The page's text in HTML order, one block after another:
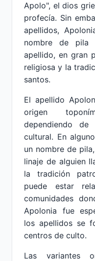
Apolo", el dios
profecía. Sin
apellidos,
nombre de pila
apellido, en gran
religiosa y la
santos.
El apellido
origen
dependiendo
cultural. En
un nombre de
linaje de alguien
la tradición
puede estar
comunidades
Apolonia fue
los apellidos se
centros de culto.
Las variantes